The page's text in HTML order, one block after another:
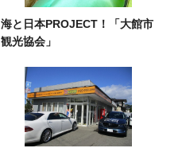
海と日本PROJECT！「大館市
観光協会」